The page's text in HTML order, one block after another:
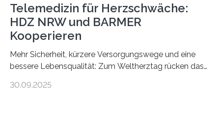
Telemedizin für Herzschwäche:
HDZ NRW und BARMER
Kooperieren
Mehr Sicherheit, kürzere Versorgungswege und eine
bessere Lebensqualität: Zum Weltherztag rücken das
Oeynhausen, und die BARMER die Bedürfnisse von
30.09.2025